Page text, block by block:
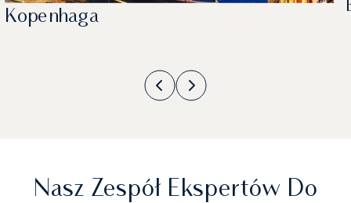
Kopenhaga
Nasz Zespół Ekspertów Do